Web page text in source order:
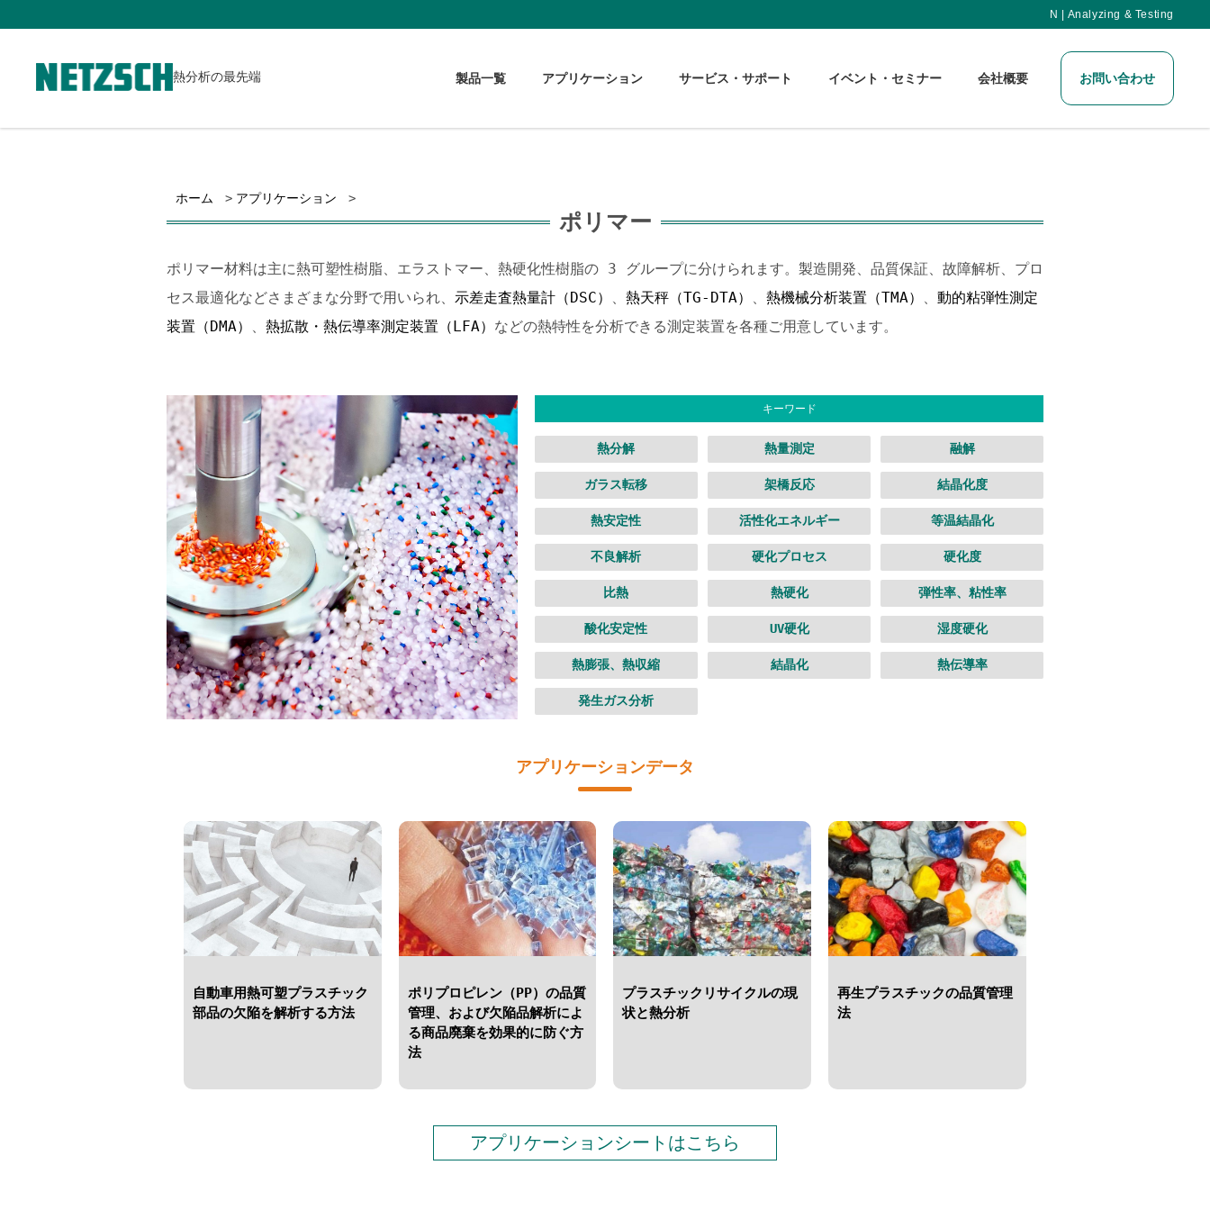
N | Analyzing & Testing
熱分析の最先端 製品一覧 アプリケーション サービス・サポート イベント・セミナー 会社概要 お問い合わせ
ホーム アプリケーション
ポリマー
ポリマー材料は主に熱可塑性樹脂、エラストマー、熱硬化性樹脂の 3 グループに分けられます。製造開発、品質保証、故障解析、プロ
セス最適化などさまざまな分野で用いられ、 示差走査熱量計（DSC） 、 熱天秤（TG-DTA） 、 熱機械分析装置（TMA） 、 動的粘弾性測定
装置（DMA）
、 熱拡散・熱伝導率測定装置（LFA） などの熱特性を分析できる測定装置を各種ご用意しています。
キーワード
熱分解 熱量測定 融解
ガラス転移 架橋反応 結晶化度
熱安定性 活性化エネルギー 等温結晶化
不良解析 硬化プロセス 硬化度
比熱 熱硬化 弾性率、粘性率
酸化安定性 UV硬化 湿度硬化
熱膨張、熱収縮 結晶化 熱伝導率
発生ガス分析
アプリケーションデータ
自動車用熱可塑プラスチック
部品の欠陥を解析する方法
ポリプロピレン（PP）の品質
管理、および欠陥品解析によ
る商品廃棄を効果的に防ぐ方
法
プラスチックリサイクルの現
状と熱分析
再生プラスチックの品質管理
法
アプリケーションシートはこちら